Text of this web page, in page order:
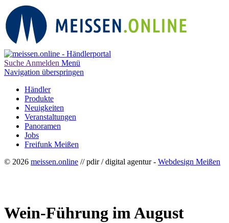
Suche Anmelden Menü
Navigation überspringen
Händler
Produkte
Neuigkeiten
Veranstaltungen
Panoramen
Jobs
Freifunk Meißen
© 2026 meissen.online // pdir / digital agentur - Webdesign Meißen
Wein-Führung im August